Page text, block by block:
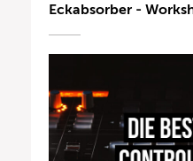
Eckabsorber -